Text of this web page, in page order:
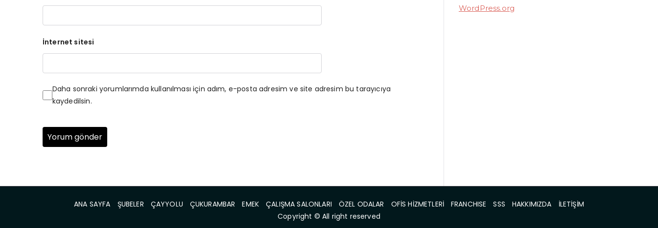
İnternet sitesi
Daha sonraki yorumlarımda kullanılması için adım, e-posta adresim ve site adresim bu tarayıcıya
kaydedilsin.
WordPress.org
ANA SAYFA ŞUBELER ÇAYYOLU ÇUKURAMBAR EMEK ÇALIŞMA SALONLARI ÖZEL ODALAR OFİS HİZMETLERİ FRANCHISE SSS HAKKIMIZDA
İLETİŞİM
Copyright © All right reserved